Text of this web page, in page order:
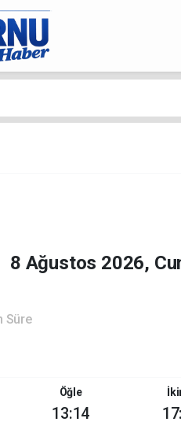
8 Ağustos 2026,
Süre
Öğle
13:14